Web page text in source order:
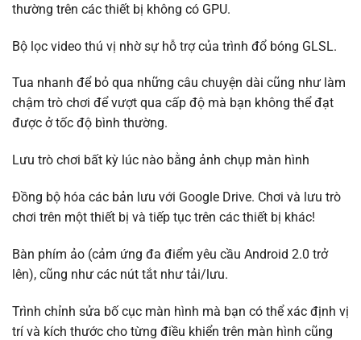
thường trên các thiết bị không có GPU.
Bộ lọc video thú vị nhờ sự hỗ trợ của trình đổ bóng GLSL.
Tua nhanh để bỏ qua những câu chuyện dài cũng như làm
chậm trò chơi để vượt qua cấp độ mà bạn không thể đạt
được ở tốc độ bình thường.
Lưu trò chơi bất kỳ lúc nào bằng ảnh chụp màn hình
Đồng bộ hóa các bản lưu với Google Drive. Chơi và lưu trò
chơi trên một thiết bị và tiếp tục trên các thiết bị khác!
Bàn phím ảo (cảm ứng đa điểm yêu cầu Android 2.0 trở
lên), cũng như các nút tắt như tải/lưu.
Trình chỉnh sửa bố cục màn hình mà bạn có thể xác định vị
trí và kích thước cho từng điều khiển trên màn hình cũng